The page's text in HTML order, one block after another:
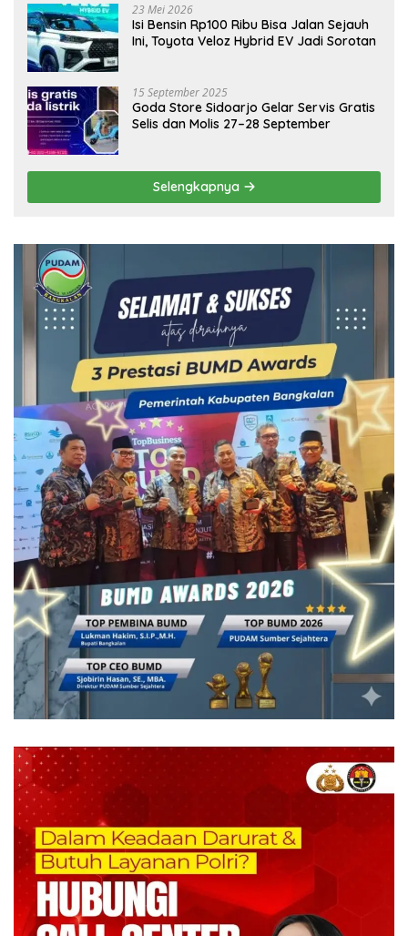
23 Mei 2026
Isi Bensin Rp100 Ribu Bisa Jalan Sejauh
Ini, Toyota Veloz Hybrid EV Jadi Sorotan
15 September 2025
Goda Store Sidoarjo Gelar Servis Gratis
Selis dan Molis 27–28 September
Selengkapnya